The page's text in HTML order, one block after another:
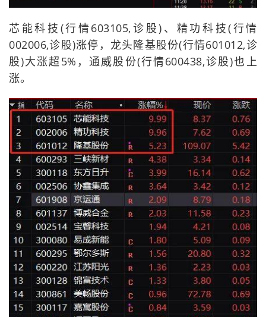
芯能科技(行情603105,诊股)、精功科技(行情
002006,诊股)涨停，龙头隆基股份(行情601012,诊
股)大涨超5%，通威股份(行情600438,诊股)也上
涨。